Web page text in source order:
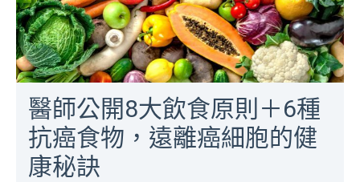
醫師公開8大飲食原則＋6種
抗癌食物，遠離癌細胞的健
康秘訣